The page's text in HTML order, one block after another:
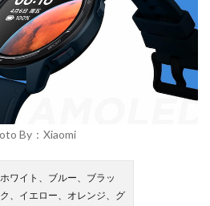
By：Xiaomi
ホワイト、ブルー、ブラッ
ク、イエロー、オレンジ、グ